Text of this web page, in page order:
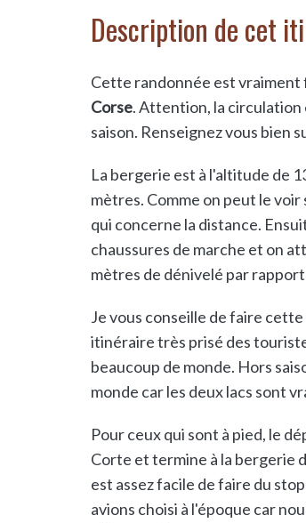
Description de cet
Cette randonnée est
Corse. Attention, la
saison. Renseignez vous bien
La bergerie est à l'altitude de
mètres. Comme on peut le
qui concerne la distance.
chaussures de marche et on
mètres de dénivelé par
Je vous conseille de faire
itinéraire très prisé des
beaucoup de monde. Hors
monde car les deux lacs sont
Pour ceux qui sont à pied, le
Corte et termine à la bergerie
est assez facile de faire du
avions choisi à l'époque car